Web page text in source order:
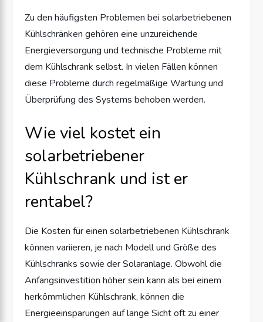
Zu den häufigsten Problemen bei solarbetriebenen
Kühlschränken gehören eine unzureichende
Energieversorgung und technische Probleme mit
dem Kühlschrank selbst. In vielen Fällen können
diese Probleme durch regelmäßige Wartung und
Überprüfung des Systems behoben werden.
Wie viel kostet ein
solarbetriebener
Kühlschrank und ist er
rentabel?
Die Kosten für einen solarbetriebenen Kühlschrank
können variieren, je nach Modell und Größe des
Kühlschranks sowie der Solaranlage. Obwohl die
Anfangsinvestition höher sein kann als bei einem
herkömmlichen Kühlschrank, können die
Energieeinsparungen auf lange Sicht oft zu einer